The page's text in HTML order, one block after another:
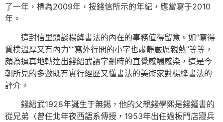
了一年，標為2009年，按錢信所示的年紀，應當寫于2010
年。
這封信里頭談楊絳書法的內在的事務值得留意。如“寫得
質樸溫厚又有內力”“寫外行間的小字也肅靜嚴厲親熱”等等，
頗為逼真地轉達出錢紹武讀字剎時的直覺感觸感染，這是今
朝所見的多數既有實行經歷又懂書法的美術家對楊絳書法的
評介。
錢紹武1928年誕生于無錫，他的父親錢學熙是錢鍾書的
從兄弟（曾任北年夜西語系傳授，1953年出任過板門店寢兵